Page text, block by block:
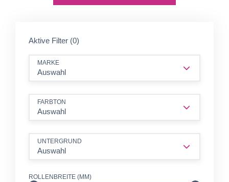
Aktive Filter (0)
MARKE
Auswahl
FARBTON
Auswahl
UNTERGRUND
Auswahl
ROLLENBREITE (MM)